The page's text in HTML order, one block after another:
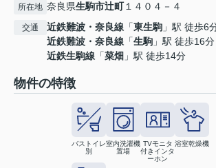
所在地 奈良県生駒市辻町１４０４－４
交通 近鉄難波・奈良線 「東生駒 」駅 徒歩6
近鉄難波・奈良線 「生駒 」駅 徒歩16分
近鉄生駒線 「菜畑 」駅 徒歩14分
物件の特徴
バストイレ
別
室内洗濯機
置場
TVモニタ
付きインタ
ーホン
浴室乾燥機